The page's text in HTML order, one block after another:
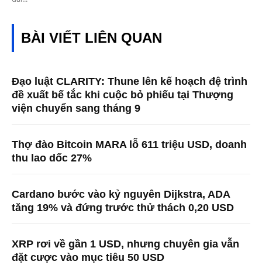
BÀI VIẾT LIÊN QUAN
Đạo luật CLARITY: Thune lên kế hoạch đệ trình
đề xuất bế tắc khi cuộc bỏ phiếu tại Thượng
viện chuyển sang tháng 9
Thợ đào Bitcoin MARA lỗ 611 triệu USD, doanh
thu lao dốc 27%
Cardano bước vào kỷ nguyên Dijkstra, ADA
tăng 19% và đứng trước thử thách 0,20 USD
XRP rơi về gần 1 USD, nhưng chuyên gia vẫn
đặt cược vào mục tiêu 50 USD